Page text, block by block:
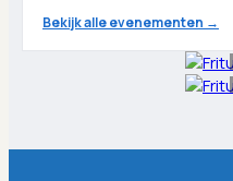
Bekijk alle evenementen →